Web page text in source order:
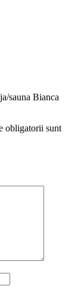
sauna Bianca
obligatorii sunt